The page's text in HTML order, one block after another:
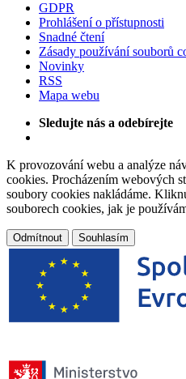
GDPR
Prohlášení o přístupnosti
Snadné čtení
Zásady používání souborů
Novinky
RSS
Mapa webu
Sledujte nás a odebírejte
K provozování webu a analýze
cookies. Procházením webových
soubory cookies nakládáme.
souborech cookies, jak je
Odmítnout Souhlasím